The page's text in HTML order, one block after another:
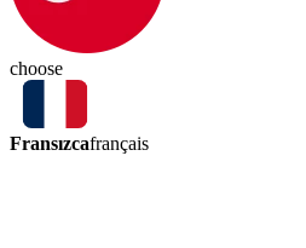
choose
Fransızcafrançais